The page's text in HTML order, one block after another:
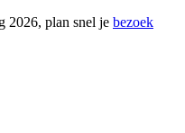
2026, plan snel je bezoek